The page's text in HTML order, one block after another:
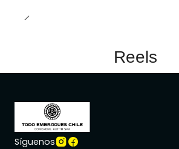
Reels
Síguenos